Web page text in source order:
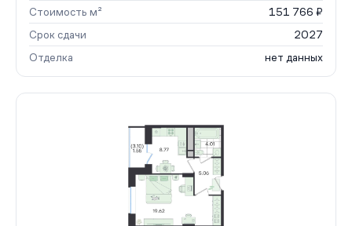
Стоимость м²
151 766 ₽
Срок сдачи
2027
Отделка
нет данных